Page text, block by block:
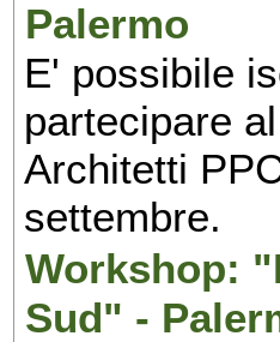
Palermo
E' possibile
partecipare
Architetti
settembre.
Workshop:
Sud" -